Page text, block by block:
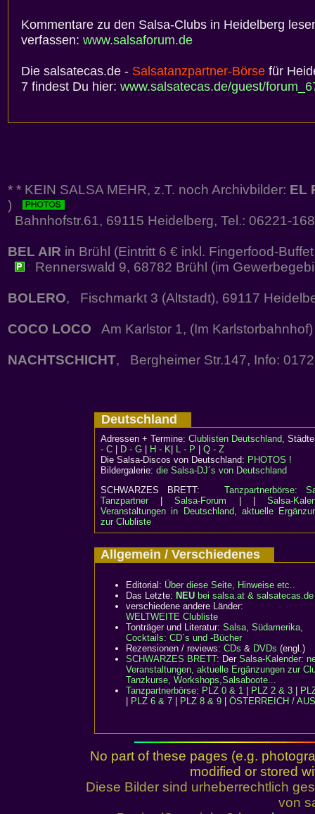
Kommentare zu den Salsa-Clubs in Heidelberg
verfassen: www.salsaforum.de
Die salsatecas.de - Salsatanzpartner-Börse für
7 findest Du hier: www.salsatecas.de/guest/
* * KEIN SALSA MEHR, z.T. noch Archivbilder: EL
)
Bahnhofstr.61, 69115 Heidelberg, Tel.: 06221-
BEL AIR in Brühl (Eintritt 6 € inkl. Fingerfood-
Rennerswald 9, 68782 Brühl (im
BOLERO, Fischmarkt 3 (Altstadt), 69117
COCO LOCO Am Karlstor 1, (Im
NACHTSCHICHT, Bergheimer Str.147, Info:
Deutschland
Adressen + Termine: Clublisten Deutschland,
- C
D - G H - K L - P
Q - Z
Die Salsa-Discos von Deutschland: PHOTOS !
Bildergalerie: die Salsa-DJ´s von Deutschland
SCHWARZES BRETT:Tanzpartnerbörse:
Tanzpartner|Salsa-Forum | |Salsa-
Veranstaltungen in Deutschland, aktuelle
zur Clubliste
Allgemein / Verschiedenes
Editorial: Über diese Seite, Hinweise etc..
Das Letzte: NEU bei salsa.at & salsatecas.de
verschiedene andere Länder:
WELTWEITE Clubliste
Tonträger und Literatur: Salsa, Südamerika,
Cocktails: CD´s und -Bücher
Rezensionen / reviews: CDs & DVDs (engl.)
SCHWARZES BRETT: Der Salsa-Kalender:
Veranstaltungen, aktuelle Ergänzungen zur
Tanzkurse, Workshops,Salsaboote...
Tanzpartnerbörse: PLZ 0 & 1 PLZ 2 & 3
PLZ 6 & 7 PLZ 8 & 9 ÖSTERREICH /
No part of these pages (e.g.
modified or stored
Diese Bilder sind urheberrechtlich
von